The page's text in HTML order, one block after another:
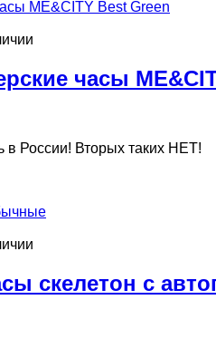
часы
в России! Вторых таких НЕТ!
скелетон с